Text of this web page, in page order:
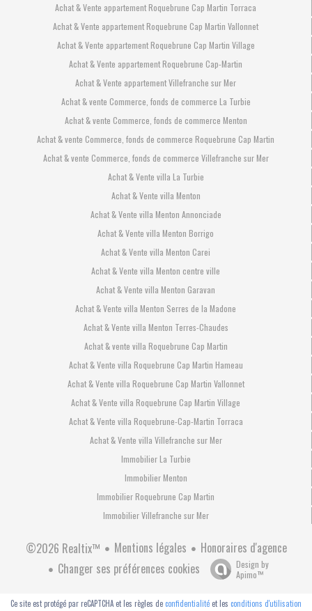
Achat & Vente appartement Roquebrune Cap Martin Torraca
Achat & Vente appartement Roquebrune Cap Martin Vallonnet
Achat & Vente appartement Roquebrune Cap Martin Village
Achat & Vente appartement Roquebrune Cap-Martin
Achat & Vente appartement Villefranche sur Mer
Achat & vente Commerce, fonds de commerce La Turbie
Achat & vente Commerce, fonds de commerce Menton
Achat & vente Commerce, fonds de commerce Roquebrune Cap Martin
Achat & vente Commerce, fonds de commerce Villefranche sur Mer
Achat & Vente villa La Turbie
Achat & Vente villa Menton
Achat & Vente villa Menton Annonciade
Achat & Vente villa Menton Borrigo
Achat & Vente villa Menton Carei
Achat & Vente villa Menton centre ville
Achat & Vente villa Menton Garavan
Achat & Vente villa Menton Serres de la Madone
Achat & Vente villa Menton Terres-Chaudes
Achat & vente villa Roquebrune Cap Martin
Achat & Vente villa Roquebrune Cap Martin Hameau
Achat & Vente villa Roquebrune Cap Martin Vallonnet
Achat & Vente villa Roquebrune Cap Martin Village
Achat & Vente villa Roquebrune-Cap-Martin Torraca
Achat & Vente villa Villefranche sur Mer
Immobilier La Turbie
Immobilier Menton
Immobilier Roquebrune Cap Martin
Immobilier Villefranche sur Mer
©2026 Realtix™ Mentions légales
Honoraires d'agence
Changer ses préférences cookies
Design by
Apimo™
Ce site est protégé par reCAPTCHA et les règles deconfidentialitéet les conditions d'utilisation